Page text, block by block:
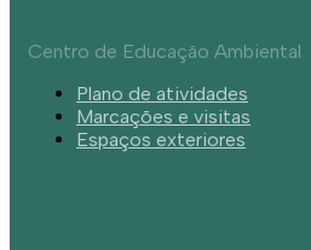
Centro de Educação Ambiental
Plano de atividades
Marcações e visitas
Espaços exteriores